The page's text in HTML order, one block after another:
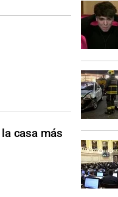
casa más